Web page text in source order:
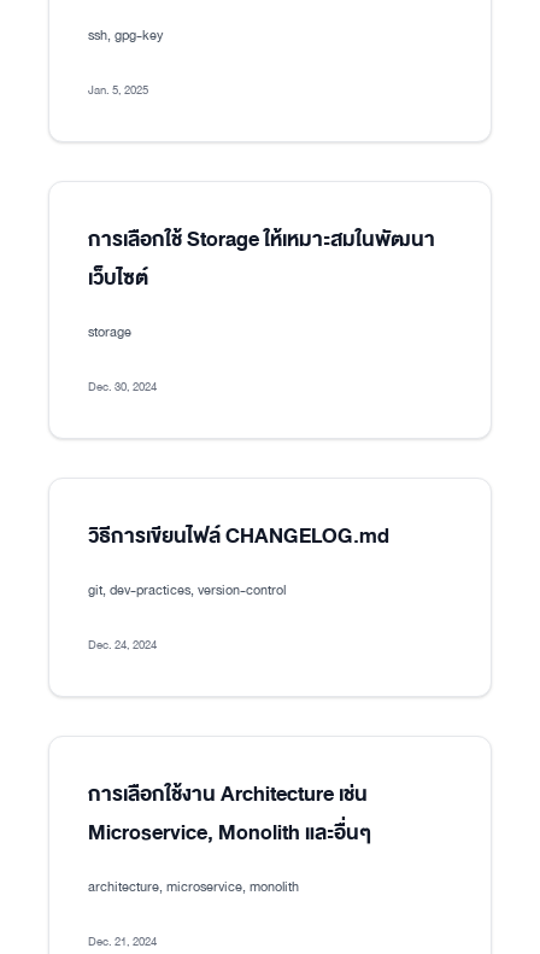
ssh, gpg-key
Jan. 5, 2025
การเลือกใช้ Storage ให้เหมาะสมในพัฒนา
เว็บไซต์
storage
Dec. 30, 2024
วิธีการเขียนไฟล์ CHANGELOG.md
git, dev-practices, version-control
Dec. 24, 2024
การเลือกใช้งาน Architecture เช่น
Microservice, Monolith และอื่นๆ
architecture, microservice, monolith
Dec. 21, 2024